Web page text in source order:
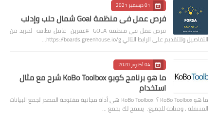
01 ديسمبر 2021
فرص عمل في منظمة Goal شمال حلب وإدلب
فرص عمل في منظمة GOLA #عفرين عامل نظافة لمزيد من
التفاصيل وللتقديم على الرابط التالي https://boards.greenhouse.io/g…
04 أكتوبر 2020
ما هو برنامج كوبو KoBo Toolbox شرح مع مثال
استخدام
ما هو KoBo Toolbox ؟ KoBo Toolbox هي أداة مجانية مفتوحة المصدر لجمع البيانات
المتنقلة ، ومتاحة للجميع. يسمح لك بجمع …